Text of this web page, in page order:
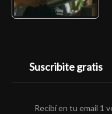
Suscribite gratis
Recibí en tu email 1